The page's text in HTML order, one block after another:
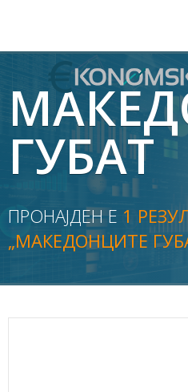
АКТУЕЛНО
ЕКОНОМИЈА
ФИНАНСИИ
БАНКАРСТВО
ЖИВОТ
МОЗАИК
ГУБАТ
ПРОНАЈДЕН Е 1
„МАКЕДОНЦИТЕ